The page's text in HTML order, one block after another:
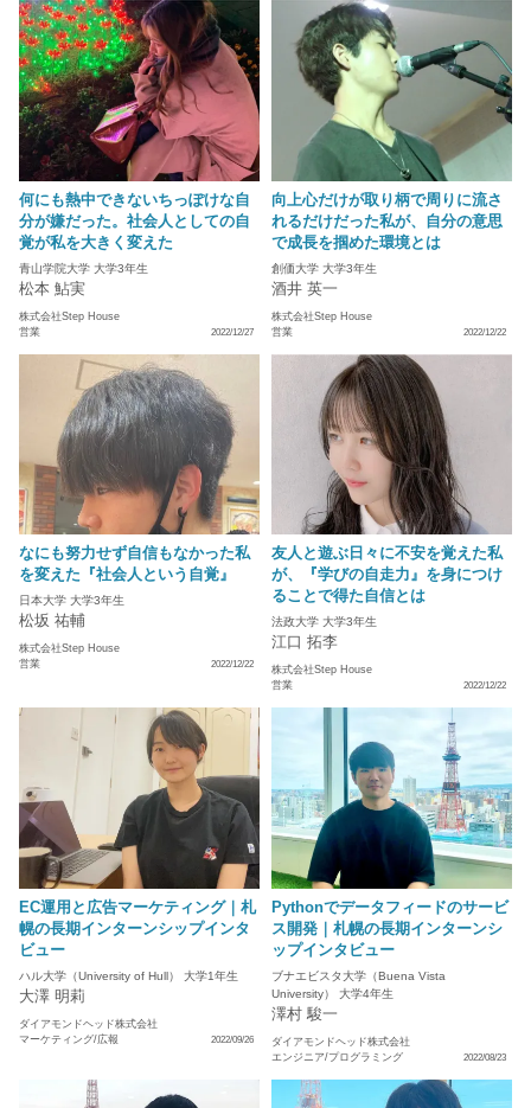
何にも熱中できないちっぽけな自
分が嫌だった。社会人としての自
覚が私を大きく変えた
青山学院大学 大学3年生
松本 鮎実
株式会社Step House
営業
2022/12/27
向上心だけが取り柄で周りに流さ
れるだけだった私が、自分の意思
で成長を掴めた環境とは
創価大学 大学3年生
酒井 英一
株式会社Step House
営業
2022/12/22
なにも努力せず自信もなかった私
を変えた『社会人という自覚』
日本大学 大学3年生
松坂 祐輔
株式会社Step House
営業
2022/12/22
友人と遊ぶ日々に不安を覚えた私
が、『学びの自走力』を身につけ
ることで得た自信とは
法政大学 大学3年生
江口 拓李
株式会社Step House
営業
2022/12/22
EC運用と広告マーケティング｜札
幌の長期インターンシップインタ
ビュー
ハル大学（University of Hull） 大学1年生
大澤 明莉
ダイアモンドヘッド株式会社
マーケティング/広報
2022/09/26
Pythonでデータフィードのサービ
ス開発｜札幌の長期インターンシ
ップインタビュー
ブナエビスタ大学（Buena Vista
University） 大学4年生
澤村 駿一
ダイアモンドヘッド株式会社
エンジニア/プログラミング
2022/08/23